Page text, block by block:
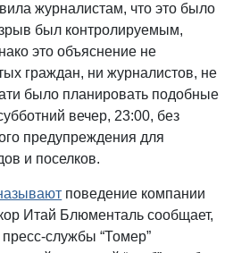
журналистам, что это было
был контролируемым,
это объяснение не
граждан, ни журналистов, не
было планировать подобные
вечер, 23:00, без
предупреждения для
и поселков.
поведение компании
Итай Блюменталь сообщает,
пресс-службы “Томер”